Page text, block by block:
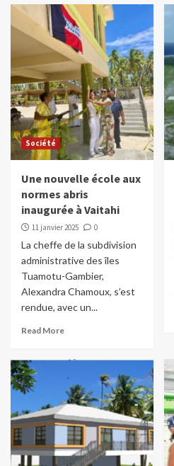
Société
Une nouvelle école aux
normes abris
inaugurée à Vaitahi
11 janvier 2025 0
La cheffe de la subdivision
administrative des îles
Tuamotu-Gambier,
Alexandra Chamoux, s’est
rendue, avec un...
Read More